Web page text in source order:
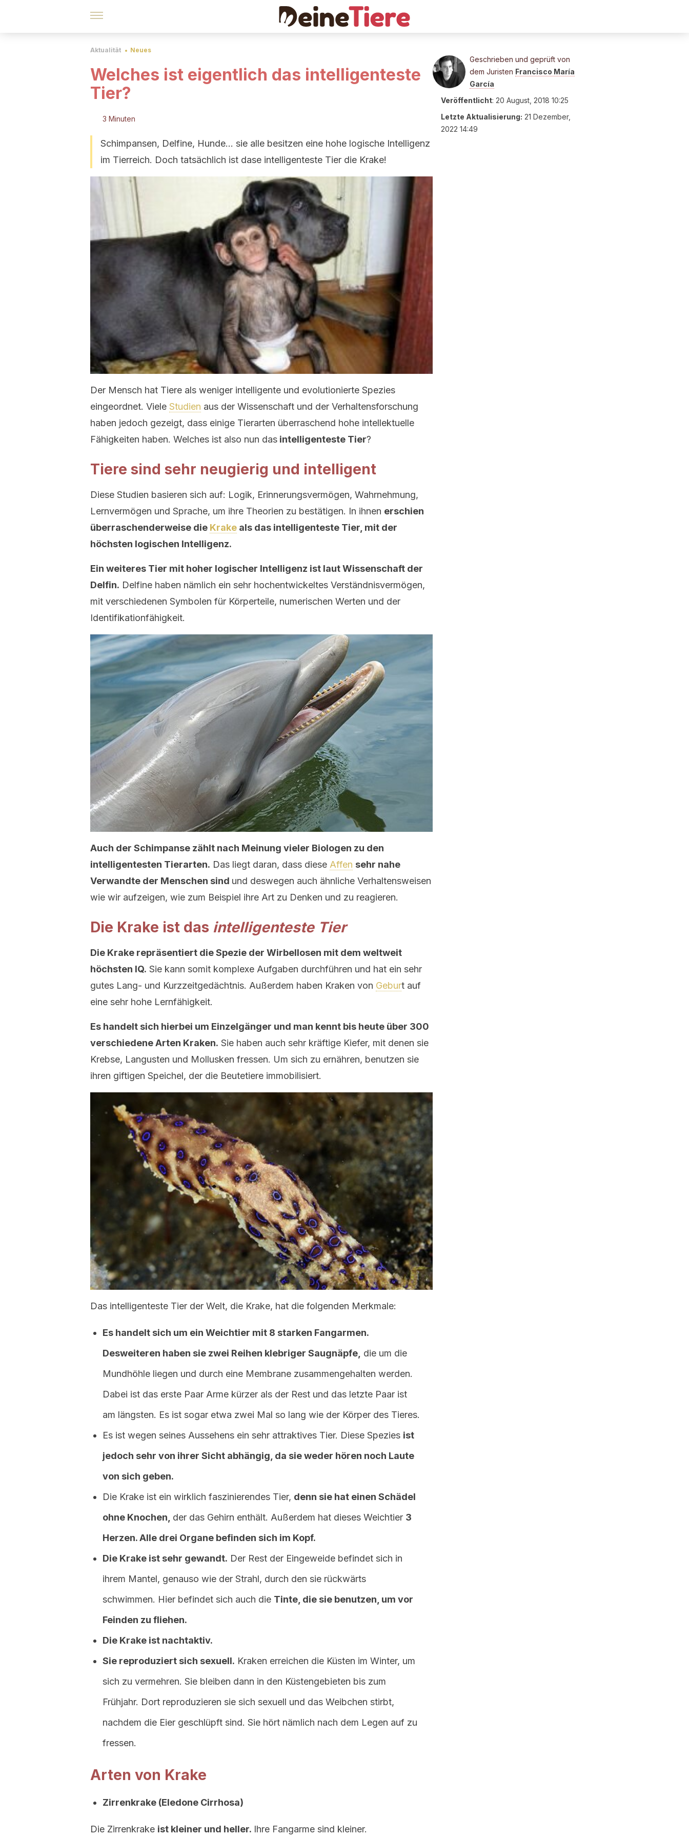
Aktualität Neues
Welches ist eigentlich das intelligenteste
Tier?
3 Minuten
Schimpansen, Delfine, Hunde... sie alle besitzen eine hohe logische Intelligenz
im Tierreich. Doch tatsächlich ist dase intelligenteste Tier die Krake!
Der Mensch hat Tiere als weniger intelligente und evolutionierte Spezies
eingeordnet. Viele Studien aus der Wissenschaft und der Verhaltensforschung
haben jedoch gezeigt, dass einige Tierarten überraschend hohe intellektuelle
Fähigkeiten haben. Welches ist also nun das intelligenteste Tier?
Tiere sind sehr neugierig und intelligent
Diese Studien basieren sich auf: Logik, Erinnerungsvermögen, Wahrnehmung,
Lernvermögen und Sprache, um ihre Theorien zu bestätigen. In ihnen erschien
überraschenderweise die Krake als das intelligenteste Tier, mit der
höchsten logischen Intelligenz.
Ein weiteres Tier mit hoher logischer Intelligenz ist laut Wissenschaft der
Delfin. Delfine haben nämlich ein sehr hochentwickeltes Verständnisvermögen,
mit verschiedenen Symbolen für Körperteile, numerischen Werten und der
Identifikationfähigkeit.
Auch der Schimpanse zählt nach Meinung vieler Biologen zu den
intelligentesten Tierarten. Das liegt daran, dass diese Affen sehr nahe
Verwandte der Menschen sind und deswegen auch ähnliche Verhaltensweisen
wie wir aufzeigen, wie zum Beispiel ihre Art zu Denken und zu reagieren.
Die Krake ist das intelligenteste Tier
Die Krake repräsentiert die Spezie der Wirbellosen mit dem weltweit
höchsten IQ. Sie kann somit komplexe Aufgaben durchführen und hat ein sehr
gutes Lang- und Kurzzeitgedächtnis. Außerdem haben Kraken von Geburt auf
eine sehr hohe Lernfähigkeit.
Es handelt sich hierbei um Einzelgänger und man kennt bis heute über 300
verschiedene Arten Kraken. Sie haben auch sehr kräftige Kiefer, mit denen sie
Krebse, Langusten und Mollusken fressen. Um sich zu ernähren, benutzen sie
ihren giftigen Speichel, der die Beutetiere immobilisiert.
Das intelligenteste Tier der Welt, die Krake, hat die folgenden Merkmale:
Es handelt sich um ein Weichtier mit 8 starken Fangarmen.
Desweiteren haben sie zwei Reihen klebriger Saugnäpfe, die um die
Mundhöhle liegen und durch eine Membrane zusammengehalten werden.
Dabei ist das erste Paar Arme kürzer als der Rest und das letzte Paar ist
am längsten. Es ist sogar etwa zwei Mal so lang wie der Körper des Tieres.
Es ist wegen seines Aussehens ein sehr attraktives Tier. Diese Spezies ist
jedoch sehr von ihrer Sicht abhängig, da sie weder hören noch Laute
von sich geben.
Die Krake ist ein wirklich faszinierendes Tier, denn sie hat einen Schädel
ohne Knochen, der das Gehirn enthält. Außerdem hat dieses Weichtier 3
Herzen. Alle drei Organe befinden sich im Kopf.
Die Krake ist sehr gewandt. Der Rest der Eingeweide befindet sich in
ihrem Mantel, genauso wie der Strahl, durch den sie rückwärts
schwimmen. Hier befindet sich auch die Tinte, die sie benutzen, um vor
Feinden zu fliehen.
Die Krake ist nachtaktiv.
Sie reproduziert sich sexuell. Kraken erreichen die Küsten im Winter, um
sich zu vermehren. Sie bleiben dann in den Küstengebieten bis zum
Frühjahr. Dort reproduzieren sie sich sexuell und das Weibchen stirbt,
nachdem die Eier geschlüpft sind. Sie hört nämlich nach dem Legen auf zu
fressen.
Arten von Krake
Zirrenkrake (Eledone Cirrhosa)
Die Zirrenkrake ist kleiner und heller. Ihre Fangarme sind kleiner.
Geschrieben und geprüft von
dem Juristen Francisco María
García
Veröffentlicht: 20 August, 2018 10:25
Letzte Aktualisierung: 21 Dezember,
2022 14:49